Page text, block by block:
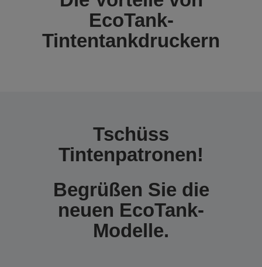
EcoTank-
Tintentankdruckern
Tschüss
Tintenpatronen!
Begrüßen Sie die
neuen EcoTank-
Modelle.